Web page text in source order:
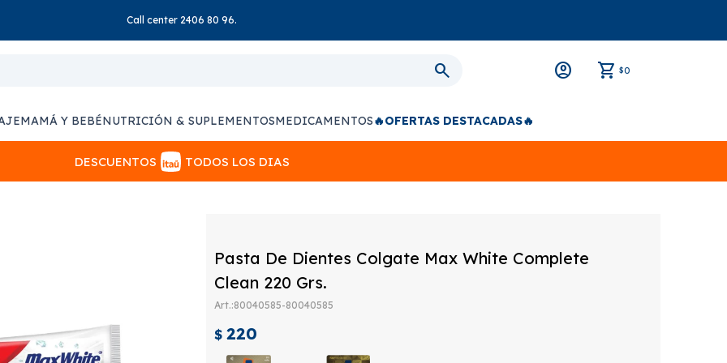
Call center 2406 80 96.
$0
MAMÁ Y BEBÉNUTRICIÓN & SUPLEMENTOSMEDICAMENTOS🔥OFERTAS DESTACADAS🔥
DESCUENTOS TODOS LOS DIAS
Pasta De Dientes Colgate Max White Complete
Clean 220 Grs.
80040585-80040585
$ 220